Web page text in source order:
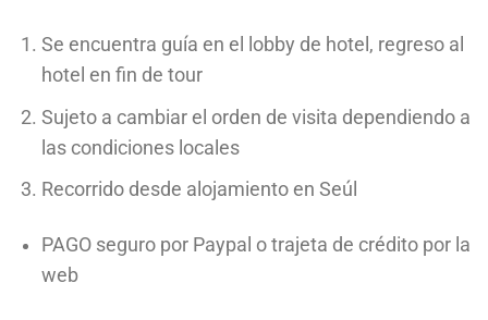
Se encuentra guía en el lobby de hotel, regreso al
hotel en fin de tour
Sujeto a cambiar el orden de visita dependiendo a
las condiciones locales
Recorrido desde alojamiento en Seúl
PAGO seguro por Paypal o trajeta de crédito por la
web